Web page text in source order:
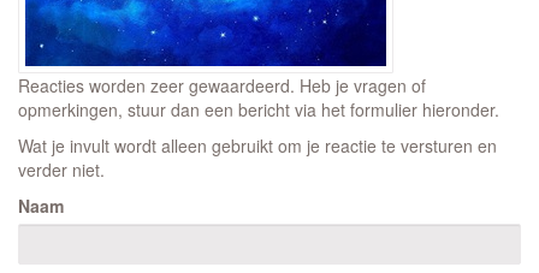
Reacties worden zeer gewaardeerd. Heb je vragen of
opmerkingen, stuur dan een bericht via het formulier hieronder.
Wat je invult wordt alleen gebruikt om je reactie te versturen en
verder niet.
Naam